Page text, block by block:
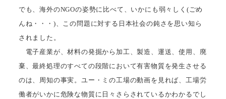
でも、海外のNGOの姿勢に比べて、いかにも弱々しく(ごめ
んね・・・)、この問題に対する日本社会の鈍さを思い知ら
されました。
電子産業が、材料の発掘から加工、製造、運送、使用、廃
棄、最終処理のすべての段階において有害物質を発生させる
のは、周知の事実。ユー・ミの工場の動画を見れば、工場労
働者がいかに危険な物質に日々さらされているかわかるでし